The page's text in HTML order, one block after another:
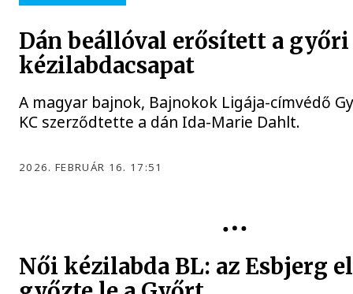
Dán beállóval erősített a
kézilabdacsapat
A magyar bajnok, Bajnokok Ligája-címvédő
KC szerződtette a dán Ida-Marie Dahlt.
2026. FEBRUÁR 16. 17:51
Női kézilabda BL: az Esbjerg